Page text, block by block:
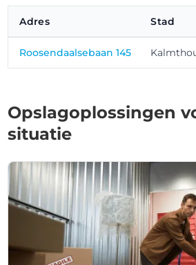
Adres Stad
Roosendaalsebaan 145
Opslagoplossingen
situatie